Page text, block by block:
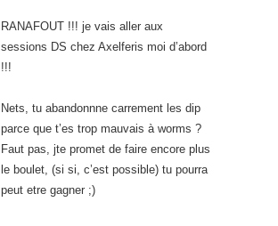
RANAFOUT !!! je vais aller aux
sessions DS chez Axelferis moi d’abord
!!!
Nets, tu abandonnne carrement les dip
parce que t’es trop mauvais à worms ?
Faut pas, jte promet de faire encore plus
le boulet, (si si, c’est possible) tu pourra
peut etre gagner ;)